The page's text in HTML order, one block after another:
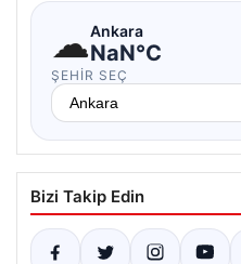
☁Ankara
NaN°C
ŞEHIR SEÇ
Bizi Takip Edin